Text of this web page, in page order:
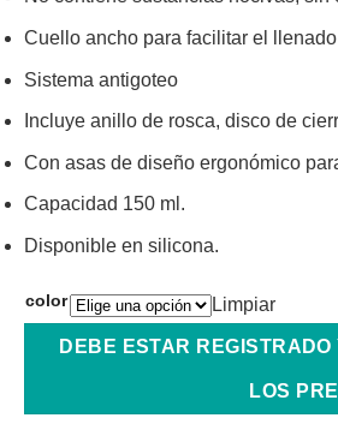
Cuello ancho para facilitar el
Sistema antigoteo
Incluye anillo de rosca, disco de
Con asas de diseño ergonómico
Capacidad 150 ml.
Disponible en silicona.
color Limpiar
DEBE ESTAR
LOS